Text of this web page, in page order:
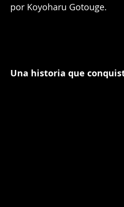
por Koyoharu Gotouge.
Una historia que